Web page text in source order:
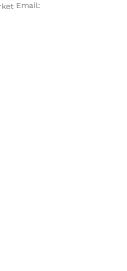
Email: